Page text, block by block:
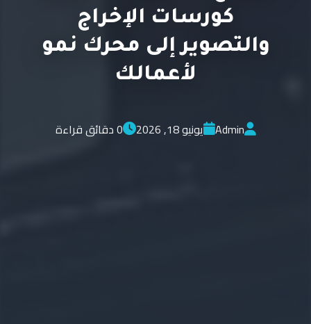
كورسات الإخراج
والتصوير إلى محرك نمو
لأعمالك
Admin يونيو 18, 2026 0 دقائق قراءة